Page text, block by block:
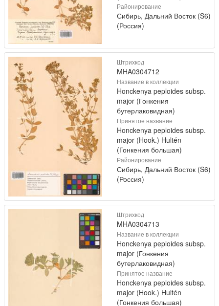
Районирование
Сибирь, Дальний Восток (S6)
(Россия)
Штрихкод
MHA0304712
Название в коллекции
Honckenya peploides subsp.
major (Гонкения
бутерлаковидная)
Принятое название
Honckenya peploides subsp.
major (Hook.) Hultén
(Гонкения большая)
Районирование
Сибирь, Дальний Восток (S6)
(Россия)
Штрихкод
MHA0304713
Название в коллекции
Honckenya peploides subsp.
major (Гонкения
бутерлаковидная)
Принятое название
Honckenya peploides subsp.
major (Hook.) Hultén
(Гонкения большая)